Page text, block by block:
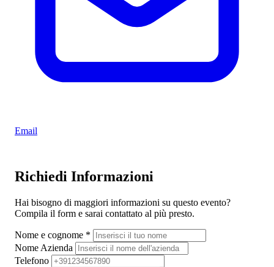
Email
Richiedi Informazioni
Hai bisogno di maggiori informazioni su questo evento?
Compila il form e sarai contattato al più presto.
Nome e cognome *
Nome Azienda
Telefono